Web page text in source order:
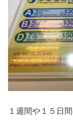
１週間や１５日